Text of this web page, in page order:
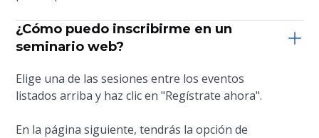
¿Cómo puedo inscribirme en un
seminario web?
Elige una de las sesiones entre los eventos
listados arriba y haz clic en "Regístrate ahora".
En la página siguiente, tendrás la opción de